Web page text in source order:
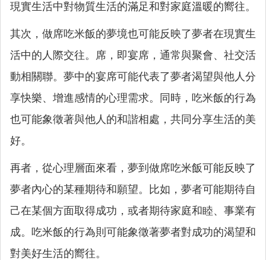
現實生活中對物質生活的滿足和對家庭溫暖的嚮往。
其次，做席吃米飯的夢境也可能反映了夢者在現實生
活中的人際交往。席，即宴席，通常與聚會、社交活
動相關聯。夢中的宴席可能代表了夢者渴望與他人分
享快樂、增進感情的心理需求。同時，吃米飯的行為
也可能象徵著與他人的和諧相處，共同分享生活的美
好。
再者，從心理層面來看，夢到做席吃米飯可能反映了
夢者內心的某種期待和願望。比如，夢者可能期待自
己在某個方面取得成功，或者期待家庭和睦、事業有
成。吃米飯的行為則可能象徵著夢者對成功的渴望和
對美好生活的嚮往。